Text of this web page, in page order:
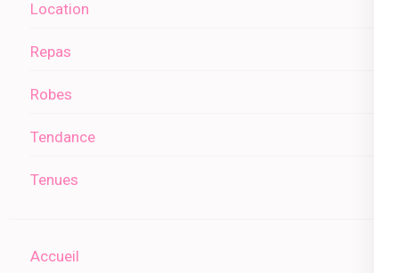
Location
Repas
Robes
Tendance
Tenues
Accueil